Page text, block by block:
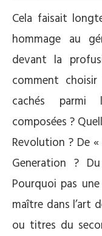
Cela faisait
hommage au
devant la
comment
cachés parmi
composées ?
Revolution ? De
Generation ?
Pourquoi pas
maître dans l’art
ou titres du